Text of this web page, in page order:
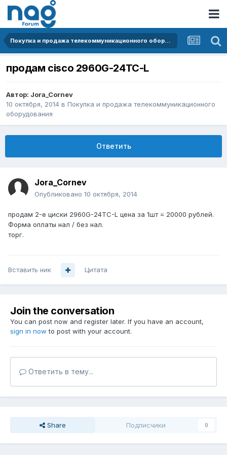
Покупка и продажа телекоммуникационного оборудования
продам cisco 2960G-24TC-L
Автор: Jora_Cornev
10 октября, 2014 в Покупка и продажа телекоммуникационного
оборудования
Ответить
Jora_Cornev
Опубликовано 10 октября, 2014
продам 2-е циски 2960G-24TC-L цена за 1шт = 20000 рублей.
Форма оплаты нал / без нал.
торг.
Вставить ник Цитата
Join the conversation
You can post now and register later. If you have an account,
sign in now to post with your account.
Ответить в тему...
Share Подписчики 0